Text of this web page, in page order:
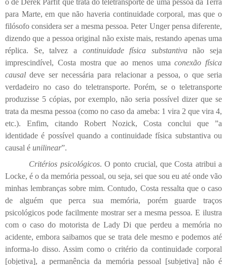
o de Derek Parfit que trata do teletransporte de uma pessoa da Terra
para Marte, em que não haveria continuidade corporal, mas que o
filósofo considera ser a mesma pessoa. Peter Unger pensa diferente,
dizendo que a pessoa original não existe mais, restando apenas uma
réplica. Se, talvez a continuidade física substantivanão seja
imprescindível, Costa mostra que ao menos umaconexão física
causal deve ser necessária para relacionar a pessoa, o que seria
verdadeiro no caso do teletransporte. Porém, se o teletransporte
produzisse 5 cópias, por exemplo, não seria possível dizer que se
trata da mesma pessoa (como no caso da ameba: 1 vira 2 que vira 4,
etc.). Enfim, citando Robert Nozick, Costa conclui que ”a
identidade é possível quando a continuidade física substantiva ou
causal é unilinear”.
Critérios psicológicos. O ponto crucial, que Costa atribui a
Locke, é o da memória pessoal, ou seja, sei que sou eu até onde vão
minhas lembranças sobre mim. Contudo, Costa ressalta que o caso
de alguém que perca sua memória, porém guarde traços
psicológicos pode facilmente mostrar ser a mesma pessoa. E ilustra
com o caso do motorista de Lady Di que perdeu a memória no
acidente, embora saibamos que se trata dele mesmo e podemos até
informa-lo disso. Assim como o critério da continuidade corporal
[objetiva], a permanência da memória pessoal [subjetiva] não é